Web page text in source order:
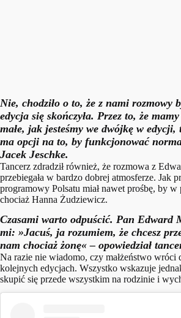
Nie, chodziło o to, że z nami rozmowy
edycja się skończyła. Przez to, że
małe, jak jesteśmy we dwójkę w
ma opcji na to, by funkcjonować
Jacek Jeschke.
Tancerz zdradził również, że rozmowa z
przebiegała w bardzo dobrej atmosferze. Jak
programowy Polsatu miał nawet prośbę, by w
chociaż Hanna Żudziewicz.
Czasami warto odpuścić. Pan Edward
mi: »Jacuś, ja rozumiem, że chcesz
nam chociaż żonę« – opowiedział
Na razie nie wiadomo, czy małżeństwo wróci
kolejnych edycjach. Wszystko wskazuje
skupić się przede wszystkim na rodzinie i